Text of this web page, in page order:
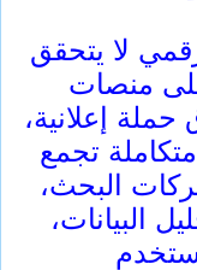
لا يتحقق
منصات
إعلانية،
تجمع
البحث،
البيانات،